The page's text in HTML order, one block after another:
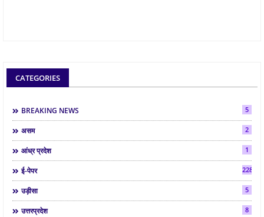
CATEGORIES
BREAKING NEWS 5
असम 2
आंध्र प्रदेश 1
ई-पेपर 2286
उड़ीसा 5
उत्तरप्रदेश 8